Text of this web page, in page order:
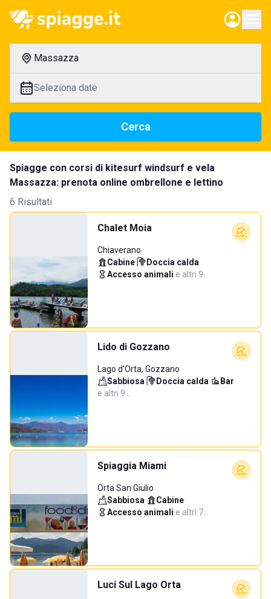
Massazza
Seleziona date
Cerca
Spiagge con corsi di kitesurf windsurf e vela
Massazza: prenota online ombrellone e lettino
6 Risultati
Chalet Moia
Chiaverano
Cabine· Doccia calda·
Accesso animali·e altri 9…
Lido di Gozzano
Lago d'Orta, Gozzano
Sabbiosa· Doccia calda· Bar·
e altri 9…
Spiaggia Miami
Orta San Giulio
Sabbiosa· Cabine·
Accesso animali·e altri 7…
Luci Sul Lago Orta